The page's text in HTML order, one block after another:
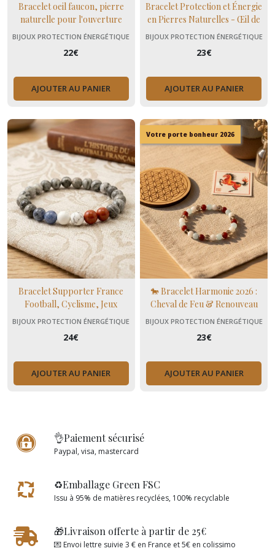
Bracelet oeil faucon, pierre
naturelle pour l'ouverture
d'esprit, cadeau maman fait
BIJOUX PROTECTION ÉNERGÉTIQUE
22€
AJOUTER AU PANIER
Bracelet Protection et Énergie
en Pierres Naturelles - Œil de
Tigre et Pierre de Soleil
BIJOUX PROTECTION ÉNERGÉTIQUE
23€
AJOUTER AU PANIER
Bracelet Supporter France
Football, Cyclisme, Jeux
Olymiques en pierres naturelles
BIJOUX PROTECTION ÉNERGÉTIQUE
24€
AJOUTER AU PANIER
Votre porte bonheur 2026
🐎 Bracelet Harmonie 2026 :
Cheval de Feu & Renouveau
BIJOUX PROTECTION ÉNERGÉTIQUE
23€
AJOUTER AU PANIER
👌Paiement sécurisé
Paypal, visa, mastercard
♻️Emballage Green FSC
Issu à 95% de matières recyclées, 100% recyclable
🎁Livraison offerte à partir de 25€
💌 Envoi lettre suivie 3 € en France et 5€ en colissimo